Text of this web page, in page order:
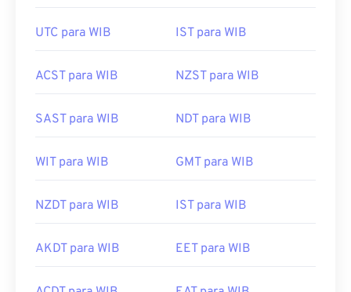
UTC para WIB IST para WIB
ACST para WIB NZST para WIB
SAST para WIB NDT para WIB
WIT para WIB GMT para WIB
NZDT para WIB IST para WIB
AKDT para WIB EET para WIB